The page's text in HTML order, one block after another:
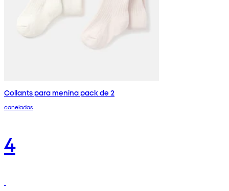
Collants para menina pack de 2
caneladas
4